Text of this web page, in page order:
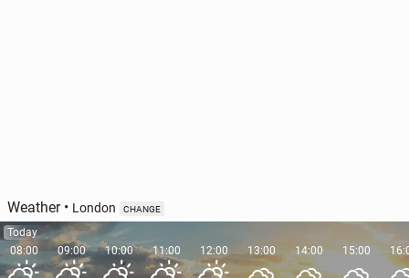
Weather• London CHANGE
Today
08:00
09:00 10:00 11:00 12:00 13:00 14:00 15:00